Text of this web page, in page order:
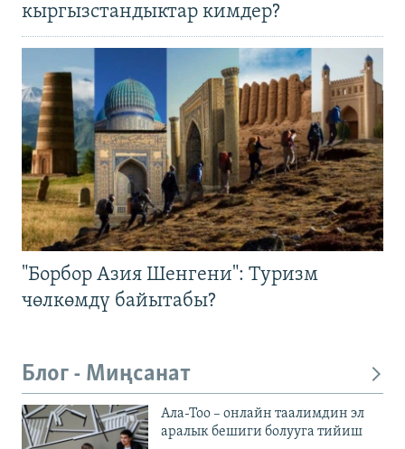
кыргызстандыктар кимдер?
"Борбор Азия Шенгени": Туризм
чөлкөмдү байытабы?
Блог - Миңсанат
Ала-Тоо – онлайн таалимдин эл
аралык бешиги болууга тийиш